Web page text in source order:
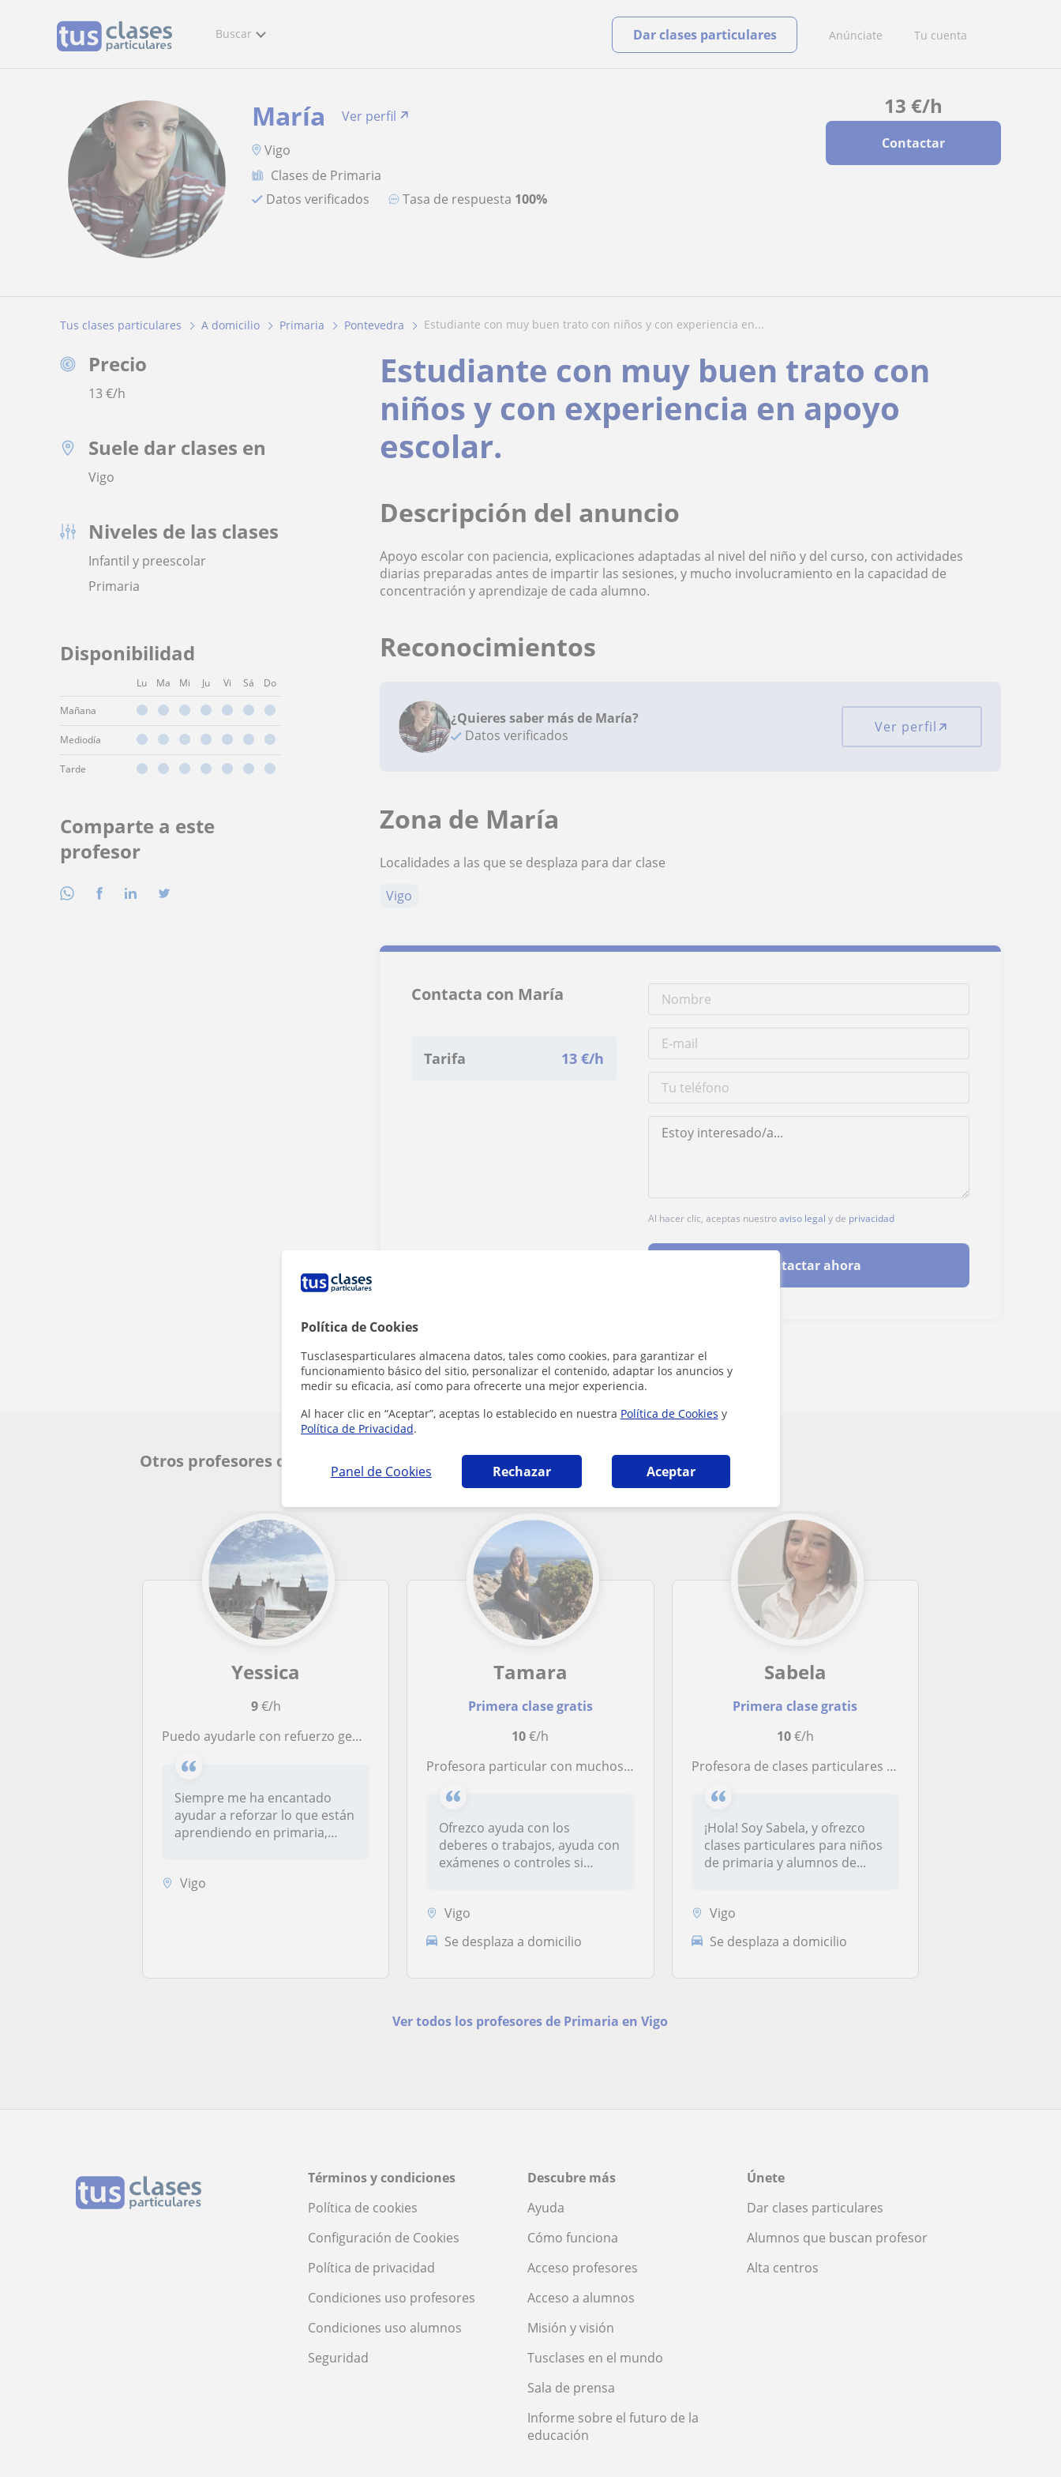
Política de Cookies
Tusclasesparticulares almacena datos, tales como cookies, para garantizar el
funcionamiento básico del sitio, personalizar el contenido, adaptar los anuncios y
medir su eficacia, así como para ofrecerte una mejor experiencia.
Al hacer clic en “Aceptar”, aceptas lo establecido en nuestra Política de Cookies y
Política de Privacidad.
Panel de Cookies Rechazar Aceptar
Buscar Anúnciate Tu cuenta
Dar clases particulares
13 €/h
Contactar
María
Ver perfil
Vigo
Clases de Primaria
Datos verificados
Tasa de respuesta 100%
Tus clases particulares A domicilio Primaria Pontevedra estudiante con muy buen trato con niños y con experiencia en...
Precio
13 €/h
Suele dar clases en
Vigo
Niveles de las clases
Infantil y preescolar
Primaria
Disponibilidad
Lu Ma Mi Ju Vi Sá Do
Mañana
Mediodía
Tarde
Comparte a este
profesor
Estudiante con muy buen trato con
niños y con experiencia en apoyo
escolar.
Descripción del anuncio
Apoyo escolar con paciencia, explicaciones adaptadas al nivel del niño y del curso, con actividades
diarias preparadas antes de impartir las sesiones, y mucho involucramiento en la capacidad de
concentración y aprendizaje de cada alumno.
Reconocimientos
¿Quieres saber más de María?
Datos verificados
Ver perfil
Zona de María
Localidades a las que se desplaza para dar clase
Vigo
Contacta con María
Tarifa 13 €/h
Al hacer clic, aceptas nuestroaviso legal y de privacidad
Contactar ahora
Otros profesores de Primaria en Vigo que pueden interesarte
Yessica
9€/h
Puedo ayudarle con refuerzo general en lo que necesiten, además también los idiomas como el inglés y alemán son un punto fuerte.
Siempre me ha encantado
ayudar a reforzar lo que están
aprendiendo en primaria,
Vigo
Tamara
Primera clase gratis
10€/h
Profesora particular con muchos años de experiencia en clases a domicilio a niños de primaria, todas las materias.
Ofrezco ayuda con los
deberes o trabajos, ayuda con
exámenes o controles si
Vigo
Se desplaza a domicilio
Sabela
Primera clase gratis
10€/h
Profesora de clases particulares para todas las materias para primaria y primeros ciclos de ESO
¡Hola! Soy Sabela, y ofrezco
clases particulares para niños
de primaria y alumnos de...
Vigo
Se desplaza a domicilio
Ver todos los profesores de Primaria en Vigo
Términos y condiciones
Política de cookies
Configuración de Cookies
Política de privacidad
Condiciones uso profesores
Condiciones uso alumnos
Seguridad
Descubre más
Ayuda
Cómo funciona
Acceso profesores
Acceso a alumnos
Misión y visión
Tusclases en el mundo
Sala de prensa
Informe sobre el futuro de la
educación
Únete
Dar clases particulares
Alumnos que buscan profesor
Alta centros